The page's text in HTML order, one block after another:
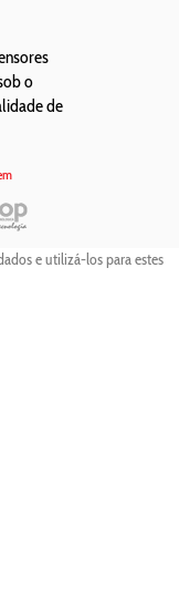
o
de
e utilizá-los para estes